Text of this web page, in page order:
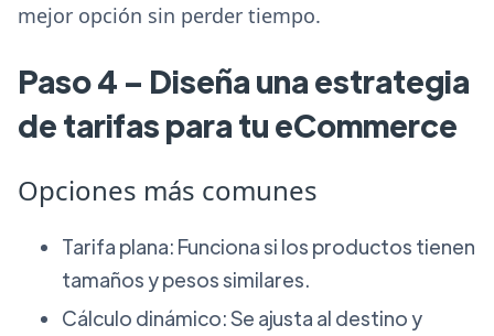
mejor opción sin perder tiempo.
Paso 4 – Diseña una estrategia
de tarifas para tu eCommerce
Opciones más comunes
Tarifa plana: Funciona si los productos tienen
tamaños y pesos similares.
Cálculo dinámico: Se ajusta al destino y